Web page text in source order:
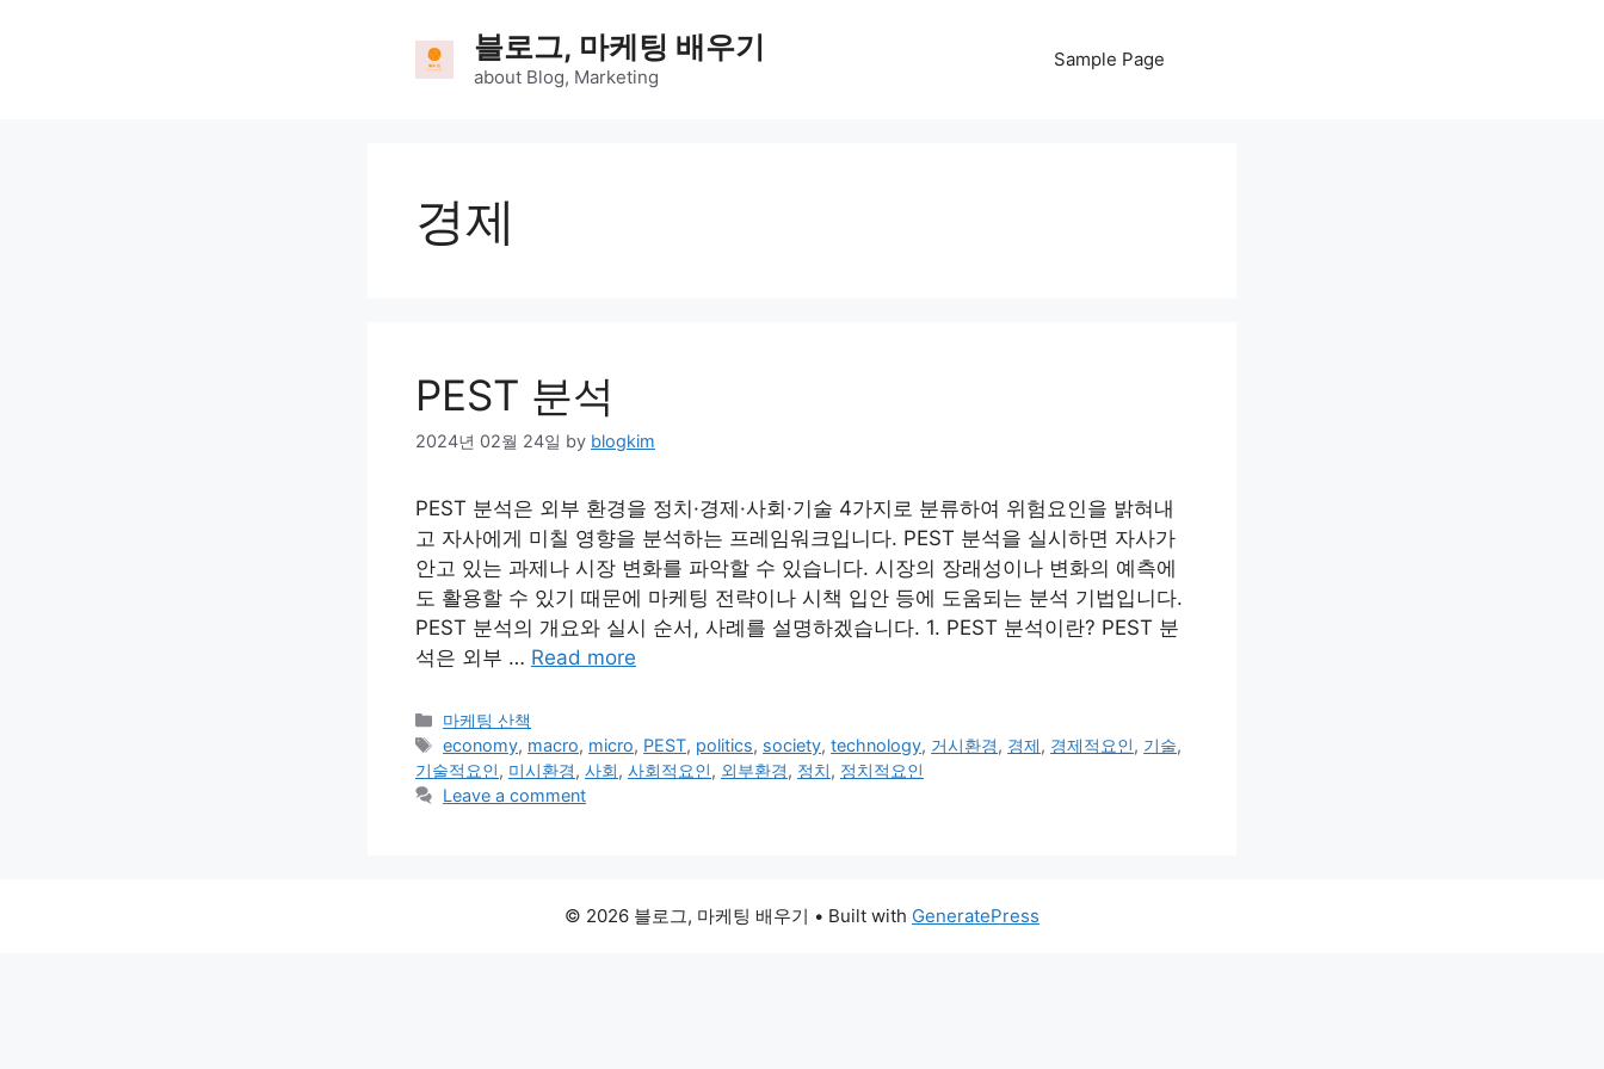
블로그, 마케팅 배우기
about Blog, Marketing
Sample Page
경제
PEST 분석
2024년 02월 24일 by blogkim
PEST 분석은 외부 환경을 정치·경제·사회·기술 4가지로 분류하여 위험요인을 밝혀내
고 자사에게 미칠 영향을 분석하는 프레임워크입니다. PEST 분석을 실시하면 자사가
안고 있는 과제나 시장 변화를 파악할 수 있습니다. 시장의 장래성이나 변화의 예측에
도 활용할 수 있기 때문에 마케팅 전략이나 시책 입안 등에 도움되는 분석 기법입니다.
PEST 분석의 개요와 실시 순서, 사례를 설명하겠습니다. 1. PEST 분석이란? PEST 분
석은 외부 … Read more
Categories
마케팅 산책
Tags
economy, macro, micro, PEST, politics, society,technology, 거시환경, 경제, 경제적요인, 기술,
기술적요인, 미시환경, 사회, 사회적요인, 외부환경, 정치, 정치적요인
Leave a comment
© 2026 블로그, 마케팅 배우기 • Built with GeneratePress